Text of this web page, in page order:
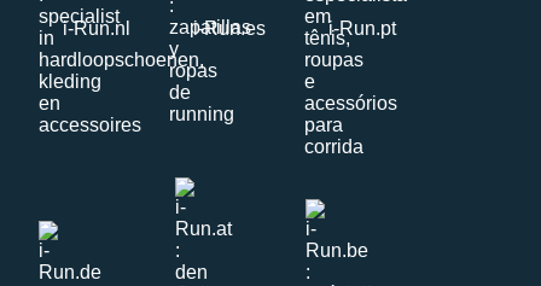
i-Run.nl i-Run.es i-Run.pt